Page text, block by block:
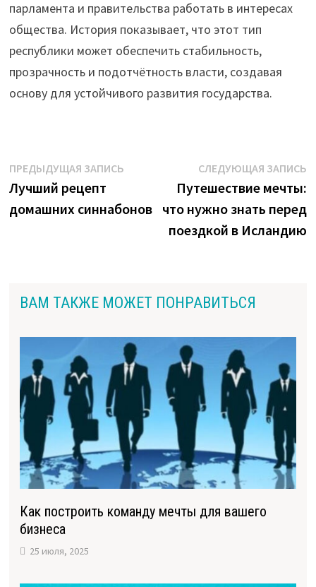
парламента и правительства работать в интересах
общества. История показывает, что этот тип
республики может обеспечить стабильность,
прозрачность и подотчётность власти, создавая
основу для устойчивого развития государства.
Навигация
по
записям
ПРЕДЫДУЩАЯ ЗАПИСЬПредыдущая
Лучший рецепт
домашних синнабонов
СЛЕДУЮЩАЯ ЗАПИСЬ
Путешествие мечты:
что нужно знать перед
поездкой в Исландию
ВАМ ТАКЖЕ МОЖЕТ ПОНРАВИТЬСЯ
Как построить команду мечты для вашего
бизнеса
25 июля, 2025